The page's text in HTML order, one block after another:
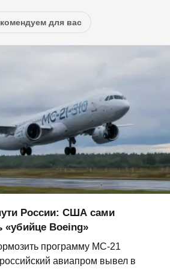
для вас
России: США сами
«убийце Boeing»
программу МС-21
авиапром вывел в